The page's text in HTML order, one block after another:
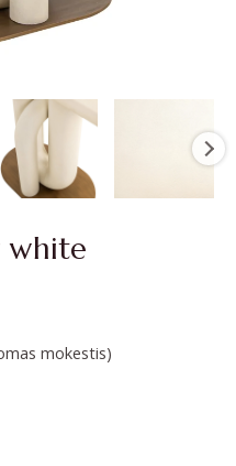
white
mokestis)